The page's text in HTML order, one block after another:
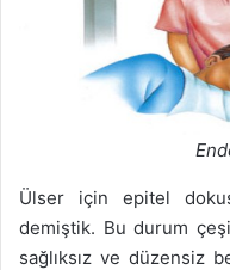
Ülser için epitel
demiştik. Bu durum
sağlıksız ve düzensiz